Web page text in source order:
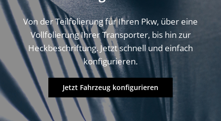
Von der Teilfolierung für Ihren Pkw, über eine
Vollfolierung Ihrer Transporter, bis hin zur
Heckbeschriftung. Jetzt schnell und einfach
konfigurieren.
Jetzt Fahrzeug konfigurieren